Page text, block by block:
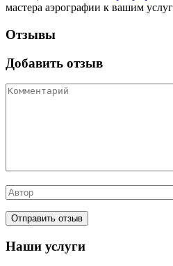
мастера аэрографии к вашим
Отзывы
Добавить отзыв
Наши услуги